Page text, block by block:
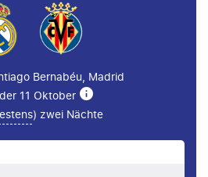
Bernabéu, Madrid
11 Oktober
) zwei Nächte